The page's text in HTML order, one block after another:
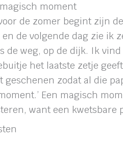
moment
de zomer begint zijn
en de volgende dag zie ik
de weg, op de dijk. Ik
het laatste zetje
geschenen zodat al die
Een magisch
want een kwetsbare